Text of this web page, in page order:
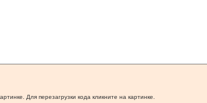
Для перезагрузки кода кликните на картинке.